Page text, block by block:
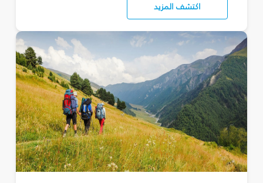
اكتشف المزيد